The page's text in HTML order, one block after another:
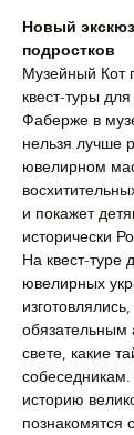
Новый
подростков
Музейный Кот
квест-туры
Фаберже в
нельзя лучше
ювелирном
и покажет
исторически
На квест-туре
ювелирных
обязательным
свете, какие
историю
познакомятся